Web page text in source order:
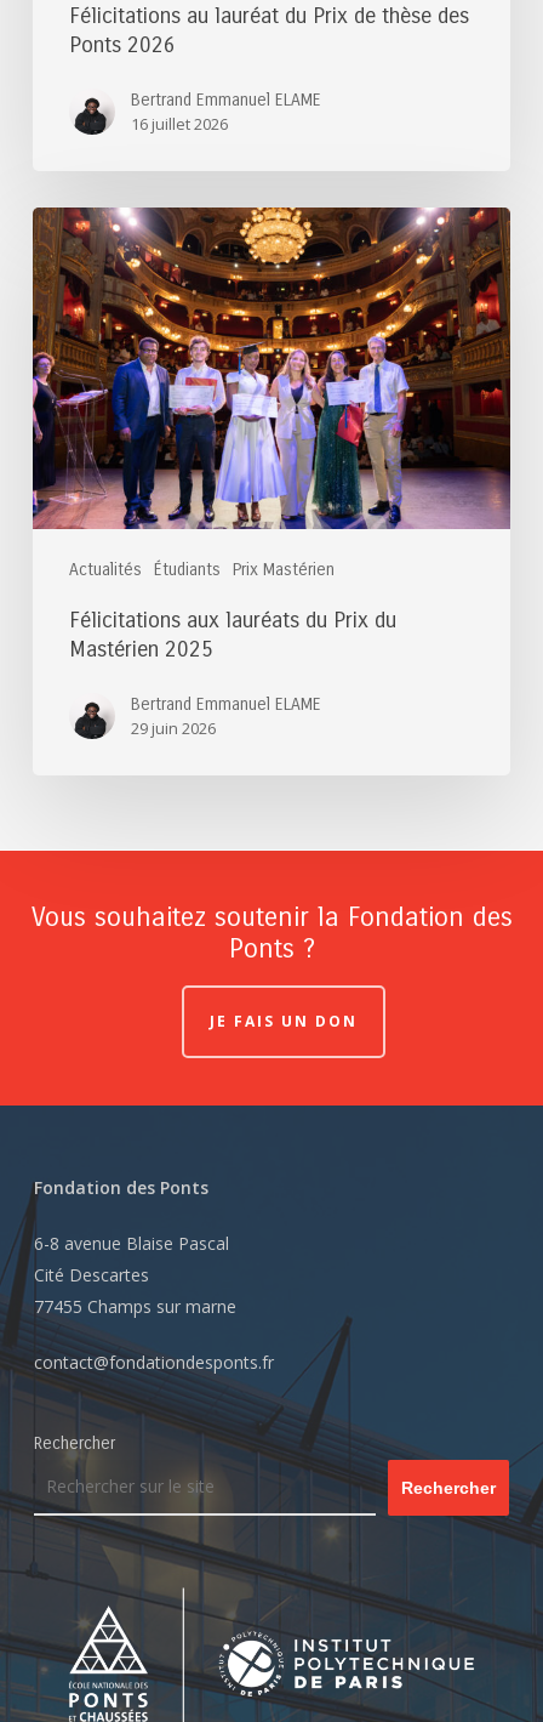
Félicitations au lauréat du Prix de thèse des
Ponts 2026
Bertrand Emmanuel ELAME
16 juillet 2026
Actualités Étudiants Prix Mastérien
Félicitations
aux
lauréats
du
Prix
du
Mastérien
2025
Félicitations aux lauréats du Prix du
Mastérien 2025
Bertrand Emmanuel ELAME
29 juin 2026
Vous souhaitez soutenir la Fondation des
Ponts ?
JE FAIS UN DON
Fondation des Ponts
6-8 avenue Blaise Pascal
Cité Descartes
77455 Champs sur marne
contact@fondationdesponts.fr
Rechercher
Rechercher